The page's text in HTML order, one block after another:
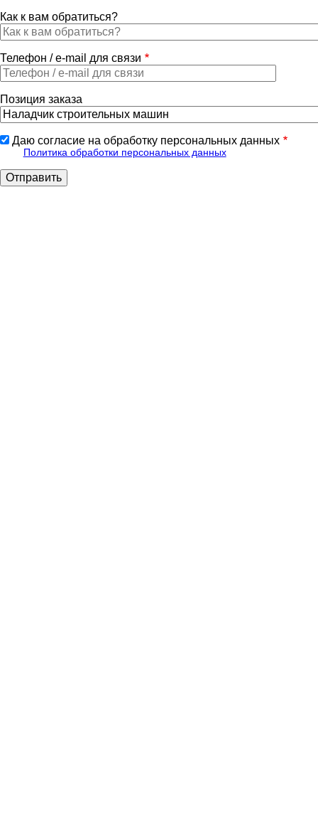
Как к вам обратиться?
Телефон / e-mail для связи
Позиция заказа
Даю согласие на обработку персональных данных
Политика обработки персональных данных